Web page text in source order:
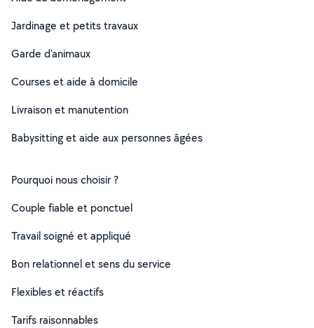
Jardinage et petits travaux
Garde d'animaux
Courses et aide à domicile
Livraison et manutention
Babysitting et aide aux personnes âgées
Pourquoi nous choisir ?
Couple fiable et ponctuel
Travail soigné et appliqué
Bon relationnel et sens du service
Flexibles et réactifs
Tarifs raisonnables